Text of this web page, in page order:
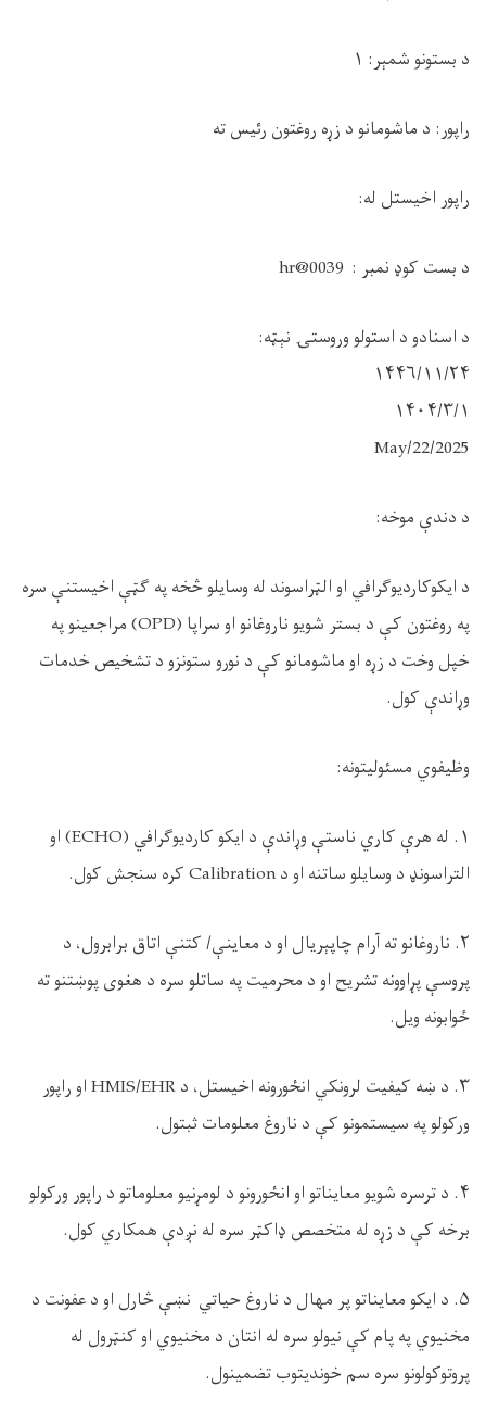
د بستونو شمېر: ١
راپور: د ماشومانو د زړه روغتون رئیس ته
راپور اخیستل له:
د بست کوډ نمبر : hr@0039
د اسنادو د استولو وروستۍ نېټه:
١۴۴۶/۱۱/۲۴
۱۴۰۴/۳/۱
2025/May/22
د دندې موخه:
د ایکوکاردیوګرافي او الټراسوند له وسایلو څخه په ګټې اخیستنې سره
په روغتون کې د بستر شویو ناروغانو او سراپا (OPD) مراجعینو په
خپل وخت د زړه او ماشومانو کې د نورو ستونزو د تشخیص خدمات
وړاندې کول.
وظیفوي مسئولیتونه:
۱. له هرې کاري ناستې وړاندې د ایکو کاردیوګرافي (ECHO) او
التراسونډ د وسایلو ساتنه او د Calibration کره سنجش کول.
۲. ناروغانو ته آرام چاپېریال او د معاینې/ کتنې اتاق برابرول، د
پروسې پړاوونه تشریح او د محرمیت په ساتلو سره د هغوی پوښتنو ته
ځوابونه ویل.
۳. د ښه کیفیت لرونکي انځورونه اخیستل، د HMIS/EHR او راپور
ورکولو په سیستمونو کې د ناروغ معلومات ثبتول.
۴. د ترسره شویو معایناتو او انځورونو د لومړنیو معلوماتو د راپور ورکولو
برخه کې د زړه له متخصص ډاکټر سره له نږدې همکاري کول.
۵. د ایکو معایناتو پر مهال د ناروغ حیاتي نښې څارل او د عفونت د
مخنيوي په پام کې نیولو سره له انتان د مخنیوي او کنټرول له
پروتوکولونو سره سم خونديتوب تضمینول.